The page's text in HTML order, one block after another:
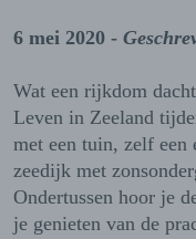
6 mei 2020 -
Wat een rijkdom
Leven in Zeeland
met een tuin, zelf een
zeedijk met
Ondertussen hoor je
je genieten van de